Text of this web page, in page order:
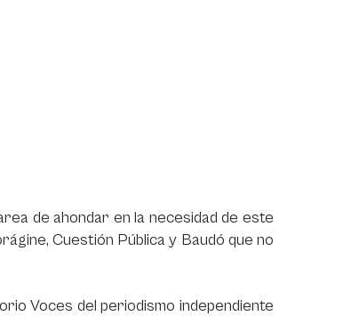
de ahondar en la necesidad de este
Cuestión Pública y Baudó que no
Voces del periodismo independiente